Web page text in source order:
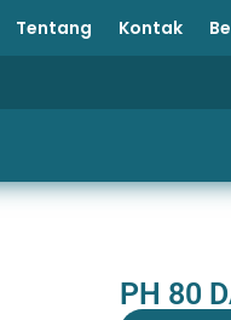
Tentang Kontak
PH 80